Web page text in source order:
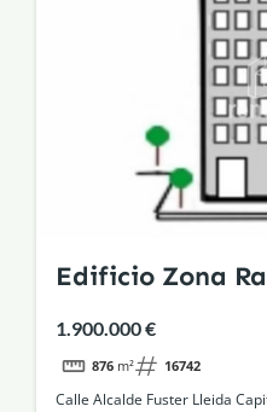
Edificio Zona
1.900.000 €
876 m² 16742
Calle Alcalde Fuster Lleida